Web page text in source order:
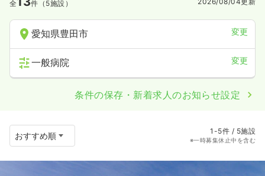
全 件（5施設）
愛知県豊田市 変更
一般病院 変更
条件の保存・新着求人のお知らせ設定
1-5件 / 5施設
※一時募集休止中を含む